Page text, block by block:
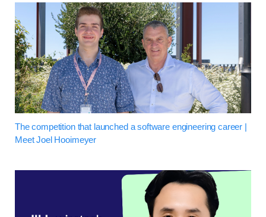
The competition that launched a software engineering career |
Meet Joel Hooimeyer